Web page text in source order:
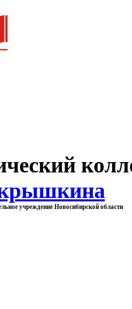
учреждение Новосибирской области